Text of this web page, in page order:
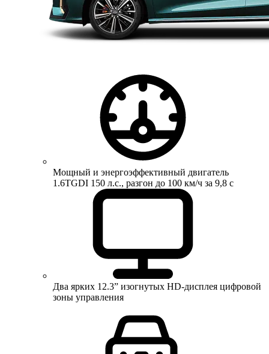
Мощный и энергоэффективный двигатель
1.6TGDI 150 л.с., разгон до 100 км/ч за 9,8 с
Два ярких 12.3” изогнутых HD-дисплея цифровой
зоны управления